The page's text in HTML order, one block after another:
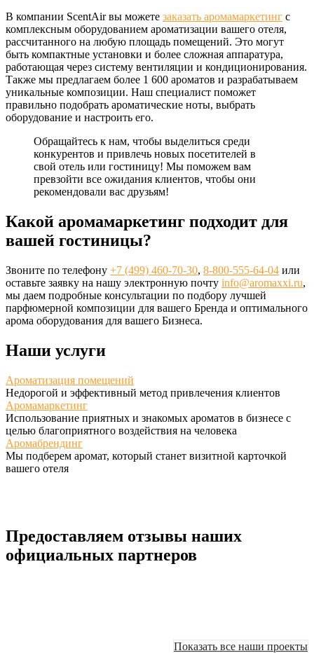
В компании ScentAir вы можете заказать аромамаркетинг с
комплексным оборудованием ароматизации вашего отеля,
рассчитанного на любую площадь помещений. Это могут
быть компактные установки и более сложная аппаратура,
работающая через систему вентиляции и кондиционирования.
Также мы предлагаем более 1 600 ароматов и разрабатываем
уникальные композиции. Наш специалист поможет
правильно подобрать ароматические ноты, выбрать
оборудование и настроить его.
Обращайтесь к нам, чтобы выделиться среди
конкурентов и привлечь новых посетителей в
свой отель или гостиницу! Мы поможем вам
превзойти все ожидания клиентов, чтобы они
рекомендовали вас друзьям!
Какой аромамаркетинг подходит для
вашей гостиницы?
Звоните по телефону +7 (499) 460-70-30, 8-800-555-64-04 или
оставьте заявку на нашу электронную почту info@aromaxxi.ru,
мы даем подробные консультации по подбору лучшей
парфюмерной композиции для вашего Бренда и оптимального
арома оборудования для вашего Бизнеса.
Наши услуги
Ароматизация помещений
Недорогой и эффективный метод привлечения клиентов
Аромамаркетинг
Использование приятных и знакомых ароматов в бизнесе с
целью благоприятного воздействия на человека
Аромабрендинг
Мы подберем аромат, который станет визитной карточкой
вашего отеля
Предоставляем отзывы наших
официальных партнеров
Показать все наши проекты